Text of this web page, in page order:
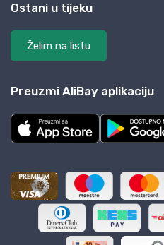
Ostani u tijeku
Želim na listu
Preuzmi AliBay aplikaciju